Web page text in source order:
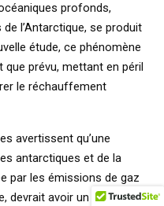
profonds,
l’Antarctique, se produit
étude, ce phénomène
prévu, mettant en péril
le réchauffement
avertissent qu’une
antarctiques et de la
par les émissions de gaz
devrait avoir un effet